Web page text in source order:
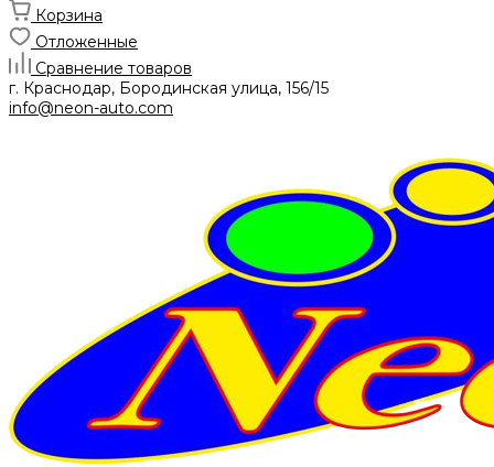
Корзина
Отложенные
Сравнение товаров
г. Краснодар, Бородинская улица, 156/15
info@neon-auto.com